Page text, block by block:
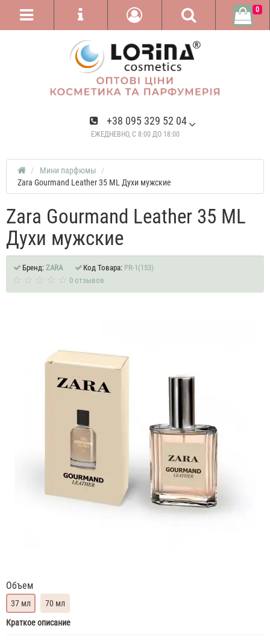
+38 095 329 52 04
ЕЖЕДНЕВНО, С 8:00 ДО 18:00
0
Мини парфюмы
Zara Gourmand Leather 35 ML Духи мужские
Zara Gourmand Leather 35 ML
Духи мужские
Бренд: ZARA Код Товара: PR-1(153)
0 отзывов
Объем
37 мл
70 мл
Zara
Краткое описание